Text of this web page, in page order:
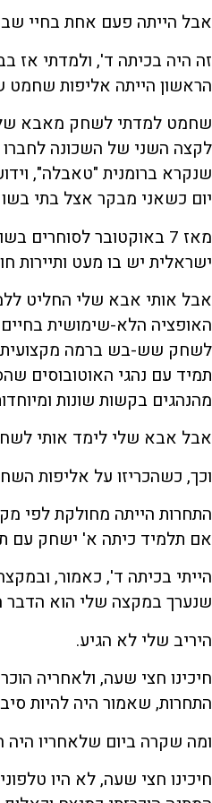
אבל הייתה פעם אחת בחיי
זה היה בכיתה ד', ולמדתי אז
הראשון הייתה אליפות שחמט
שחמט למדתי לשחק מאבא
לקצה השני של השכונה לחברו
שנקרא ברומנית "טאבלה",
יום כשאני מבקר אצל בתי
מאז 7 באוקטובר
ישראלית יש בו מעט
אבל אותי אבא שלי החליט
האופציה הלא-שימושית
לשחק שש-בש ברמה מקצועית,
תמיד עם נהגי האוטובוסים
מהנהגים בקשות שונות
אבל אבא שלי לימד אותי
וכך, כשהכריזו על אליפות
התחרות הייתה מחולקת לפי
אם תלמיד כיתה א' ישחק עם
הייתי בכיתה ד', כאמור,
שנערך במקצה שלי הוא הדבר
היריב שלי לא הגיע.
חיכינו חצי שעה, ולאחריה
התחרות, שאמור היה להיות
ומה שקרה ביום שלאחריו
חיכינו חצי שעה, לא היו